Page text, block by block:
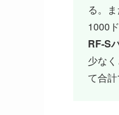
る。
1000
RF-S
少な
て合